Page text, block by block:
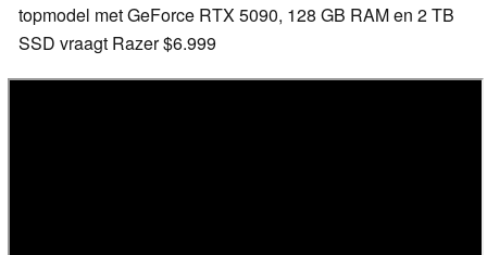
topmodel met GeForce RTX 5090, 128 GB RAM en 2 TB
SSD vraagt Razer $6.999